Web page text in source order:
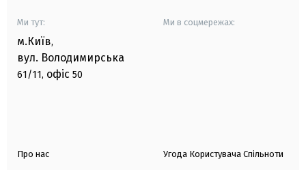
Ми тут:
м.Київ,
вул. Володимирська
61/11, офіс 50
Ми в соцмережах:
Про нас Угода Користувача Спільноти